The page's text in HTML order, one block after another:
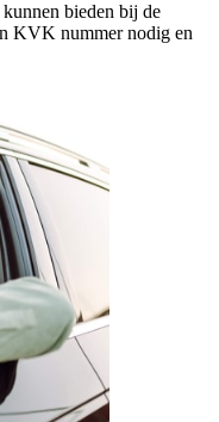
bieden bij de
KVK nummer nodig en